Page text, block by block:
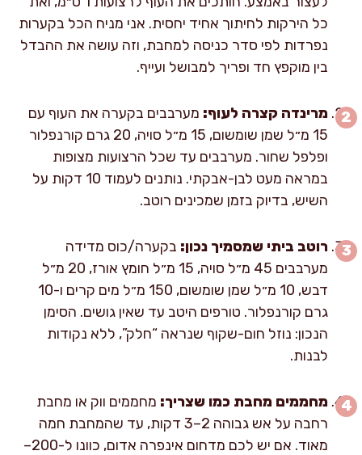
כל הירקות לחיתוך אחיד יחסית. אני מניח הכל בקערות
נפרדות לפי סדר כניסה למחבת, וזה עושה את ההבדל
בין מוקפץ חד ופריך למבושל ועייף.
מרינדה קצרה לעוף: מערבבים בקערה את העוף עם
15 מ״ל שמן שומשום, 15 מ״ל סויה, 20 גרם קורנפלור
ופלפל שחור. מערבבים עד שכל הרצועות מצופות
במראה מעט לבן-אבקתי. נותנים לעמוד 10 דקות על
השיש, בדיוק בזמן שמכינים רוטב.
רוטב ביתי שמסמיך נכון: בקערה/כוס מדידה
מערבבים 45 מ״ל סויה, 15 מ״ל חומץ אורז, 20 מ״ל
דבש, 10 מ״ל שמן שומשום, 150 מ״ל מים קרים ו-10
גרם קורנפלור. טורפים היטב עד שאין גושים. הסימן
הנכון: נוזל חום-שקוף שנראה “חלק”, ללא נקודות
לבנות.
מחממים מחבת כמו שצריך: מחממים ווק או מחבת
רחבה על אש גבוהה 2–3 דקות, עד שהמחבת חמה
מאוד. אם יש לכם מדחום אינפרה אדום, כוונו ל-200–